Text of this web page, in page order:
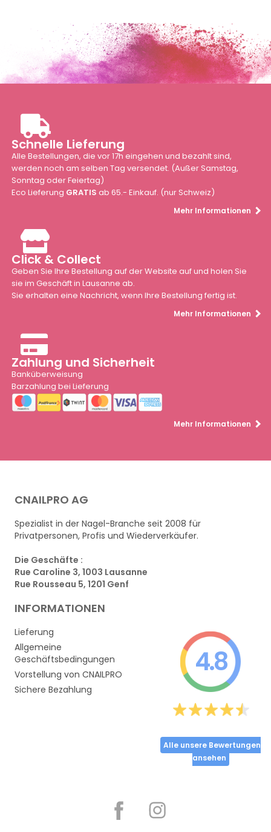
Schnelle Lieferung
Alle Bestellungen, die vor 17h eingehen und bezahlt sind,
werden noch am selben Tag versendet. (Außer Samstag,
Sonntag oder Feiertag)
Eco Lieferung GRATIS ab 65.- Einkauf. (nur Schweiz)
Mehr Informationen
Click & Collect
Geben Sie Ihre Bestellung auf der Website auf und holen Sie
sie im Geschäft in Lausanne ab.
Sie erhalten eine Nachricht, wenn Ihre Bestellung fertig ist.
Mehr Informationen
Zahlung und Sicherheit
Banküberweisung
Barzahlung bei Lieferung
Mehr Informationen
CNAILPRO AG
Spezialist in der Nagel-Branche seit 2008 für
Privatpersonen, Profis und Wiederverkäufer.
Die Geschäfte :
Rue Caroline 3, 1003 Lausanne
Rue Rousseau 5, 1201 Genf
INFORMATIONEN
Lieferung
Allgemeine
Geschäftsbedingungen
Vorstellung von CNAILPRO
Sichere Bezahlung
4.8
Alle unsere Bewertungen
ansehen